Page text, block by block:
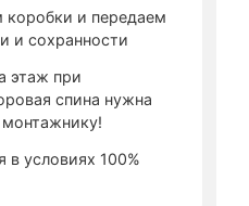
и передаем
и сохранности
этаж при
спина нужна
в условиях 100%